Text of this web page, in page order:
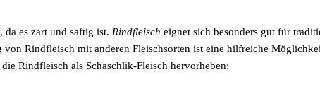
es zart und saftig ist. Rindfleisch eignet sich besonders gut für
von Rindfleisch mit anderen Fleischsorten ist eine hilfreiche
Rindfleisch als Schaschlik-Fleisch hervorheben: